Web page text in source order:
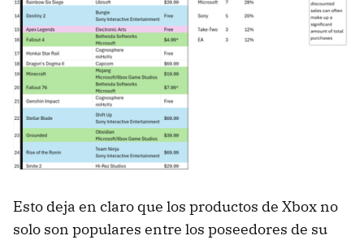
Esto deja en claro que los productos de Xbox no
solo son populares entre los poseedores de su